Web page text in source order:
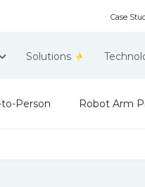
Case
Solutions
Person Robot Arm